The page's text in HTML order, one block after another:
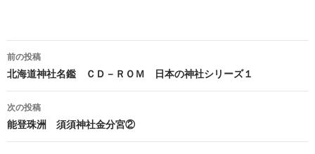
投
稿
ナ
ビ
前の投稿
北海道神社名鑑 ＣＤ－ＲＯＭ 日本の神社シリーズ１
次の投稿
能登珠洲 須須神社金分宮②